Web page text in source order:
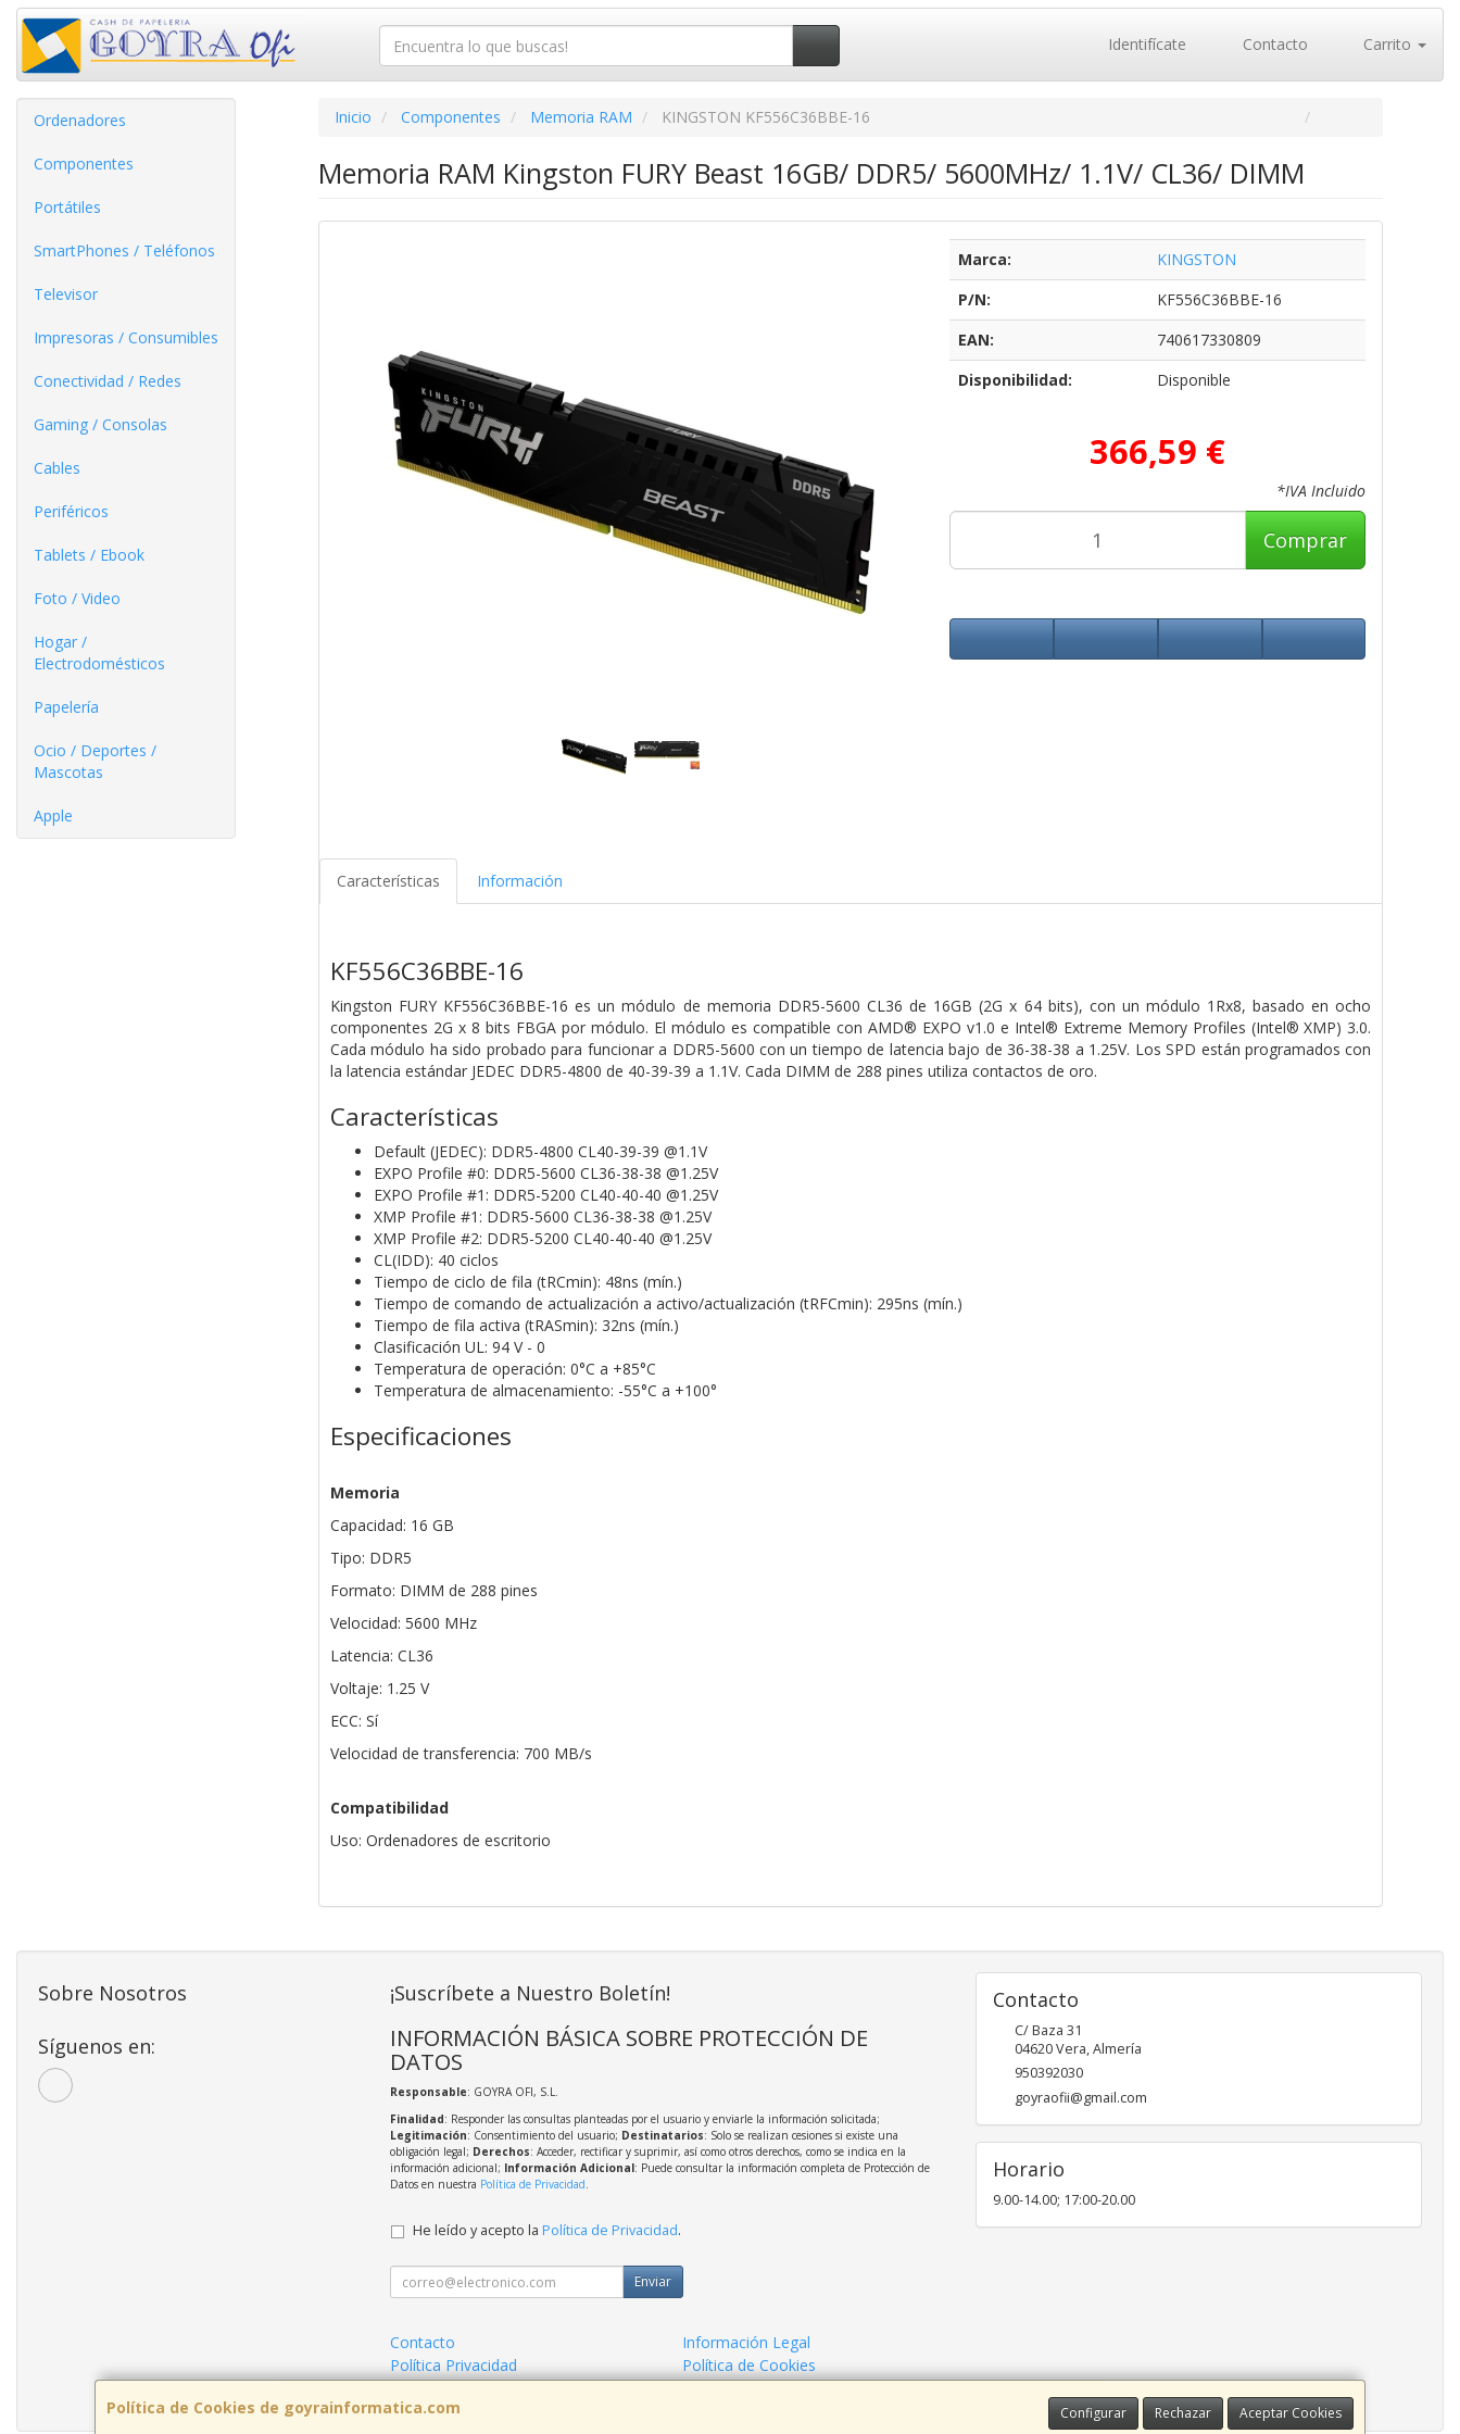
Identifícate Contacto Carrito
Ordenadores
Componentes
Portátiles
SmartPhones / Teléfonos
Televisor
Impresoras / Consumibles
Conectividad / Redes
Gaming / Consolas
Cables
Periféricos
Tablets / Ebook
Foto / Video
Hogar /
Electrodomésticos
Papelería
Ocio / Deportes /
Mascotas
Apple
Inicio Componentes Memoria RAM KINGSTON KF556C36BBE-16
Memoria RAM Kingston FURY Beast 16GB/ DDR5/ 5600MHz/ 1.1V/ CL36/ DIMM
Marca:
KINGSTON
P/N:
KF556C36BBE-16
EAN:
740617330809
Disponibilidad:
Disponible
366,59 €
*IVA Incluido
Comprar
Características Información
KF556C36BBE-16
Kingston FURY KF556C36BBE-16 es un módulo de memoria DDR5-5600 CL36 de 16GB (2G x 64 bits), con un módulo 1Rx8, basado en ocho
componentes 2G x 8 bits FBGA por módulo. El módulo es compatible con AMD® EXPO v1.0 e Intel® Extreme Memory Profiles (Intel® XMP) 3.0.
Cada módulo ha sido probado para funcionar a DDR5-5600 con un tiempo de latencia bajo de 36-38-38 a 1.25V. Los SPD están programados con
la latencia estándar JEDEC DDR5-4800 de 40-39-39 a 1.1V. Cada DIMM de 288 pines utiliza contactos de oro.
Características
Default (JEDEC): DDR5-4800 CL40-39-39 @1.1V
EXPO Profile #0: DDR5-5600 CL36-38-38 @1.25V
EXPO Profile #1: DDR5-5200 CL40-40-40 @1.25V
XMP Profile #1: DDR5-5600 CL36-38-38 @1.25V
XMP Profile #2: DDR5-5200 CL40-40-40 @1.25V
CL(IDD): 40 ciclos
Tiempo de ciclo de fila (tRCmin): 48ns (mín.)
Tiempo de comando de actualización a activo/actualización (tRFCmin): 295ns (mín.)
Tiempo de fila activa (tRASmin): 32ns (mín.)
Clasificación UL: 94 V - 0
Temperatura de operación: 0°C a +85°C
Temperatura de almacenamiento: -55°C a +100°
Especificaciones
Memoria
Capacidad: 16 GB
Tipo: DDR5
Formato: DIMM de 288 pines
Velocidad: 5600 MHz
Latencia: CL36
Voltaje: 1.25 V
ECC: Sí
Velocidad de transferencia: 700 MB/s
Compatibilidad
Uso: Ordenadores de escritorio
Política de Cookies de goyrainformatica.com Configurar Rechazar Aceptar Cookies
Sobre Nosotros
Síguenos en:
¡Suscríbete a Nuestro Boletín!
INFORMACIÓN BÁSICA SOBRE PROTECCIÓN DE
DATOS
Responsable: GOYRA OFI, S.L.
Finalidad: Responder las consultas planteadas por el usuario y enviarle la información solicitada;
Legitimación: Consentimiento del usuario; Destinatarios: Solo se realizan cesiones si existe una
obligación legal; Derechos: Acceder, rectificar y suprimir, así como otros derechos, como se indica en la
información adicional; Información Adicional: Puede consultar la información completa de Protección de
Datos en nuestra Política de Privacidad.
He leído y acepto la Política de Privacidad.
Enviar
Contacto
Información Legal
Política Privacidad
Política de Cookies
Contacto
C/ Baza 31
04620Vera,Almería
950392030
goyraofii@gmail.com
Horario
9.00-14.00; 17:00-20.00